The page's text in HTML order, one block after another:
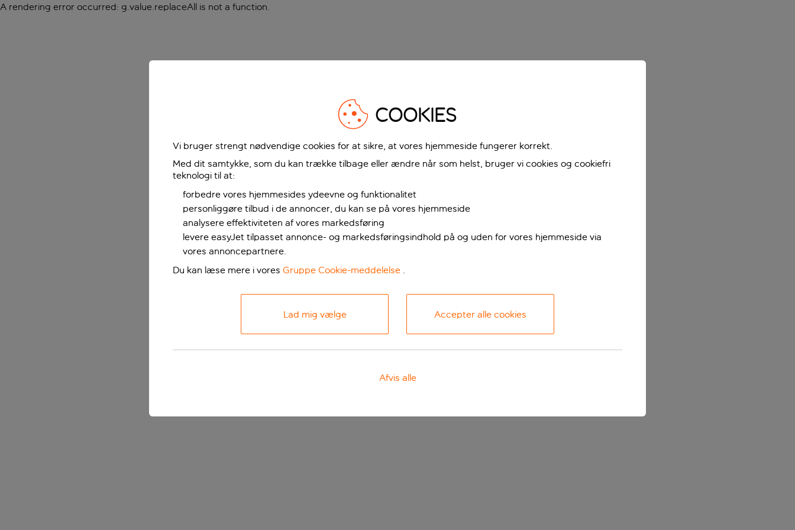
A rendering error occurred: g.value.replaceAll is not a function.
COOKIES
Vi bruger strengt nødvendige cookies for at sikre, at vores hjemmeside fungerer korrekt.
Med dit samtykke, som du kan trække tilbage eller ændre når som helst, bruger vi cookies og cookiefri
teknologi til at:
forbedre vores hjemmesides ydeevne og funktionalitet
personliggøre tilbud i de annoncer, du kan se på vores hjemmeside
analysere effektiviteten af vores markedsføring
levere easyJet tilpasset annonce- og markedsføringsindhold på og uden for vores hjemmeside via
vores annoncepartnere.
Du kan læse mere i vores Gruppe Cookie-meddelelse .
Lad mig vælge Accepter alle cookies
Afvis alle